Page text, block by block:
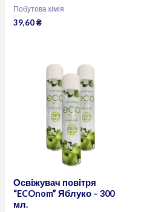
Побутова хімія
39,60₴
Освіжувач повітря
“ECOnom” Яблуко – 300
мл.